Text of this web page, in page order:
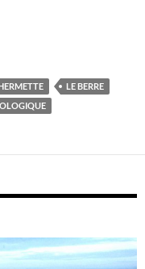
boréales en Islande
LE BERRE